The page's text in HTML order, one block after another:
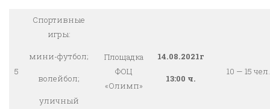
5
Спортивные
игры:
мини-футбол;
волейбол;
уличный
Площадка
ФОЦ
«Олимп»
14.08.2021г
13:00 ч.
10 — 15 чел.